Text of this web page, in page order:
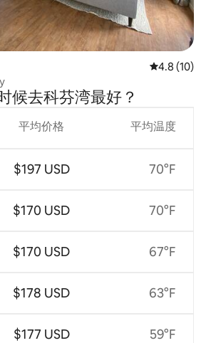
平均评分
4.8 (10)
候去科芬湾最好？
平均价格
$197 USD
$170 USD
$170 USD
$178 USD
$177 USD
平均温度
70°F
70°F
67°F
63°F
59°F